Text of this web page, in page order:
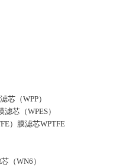
（WPP）
芯（WPES）
）膜滤芯WPTFE
（WN6）